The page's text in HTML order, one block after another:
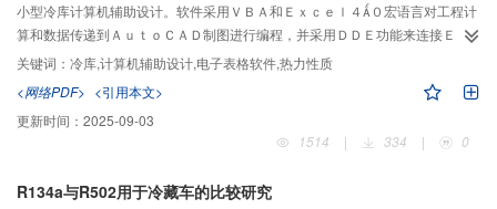
小型冷库计算机辅助设计。软件采用ＶＢＡ和Ｅｘｃｅｌ４０宏语言对工程计
算和数据传递到ＡｕｔｏＣＡＤ制图进行编程，并采用ＤＤＥ功能来连接Ｅｘ
ｃｅｌ和ＡｕｔｏＣＡＤ。软件包括了中小型冷库设计的整套设计方法，步
骤，计算公式及说明，和庞大的数据库，并能参数化设计生成全套平面图，系
统图和设备安装图。本文还提出了采用Ｅｘｃｅｌ编程计算制冷剂热力性质的
方法。
关键词： 冷库,计算机辅助设计,电子表格软件,热力性质
<网络PDF> <引用本文>
更新时间： 2025-09-03
1514
| 334 | 0
R134a与R502用于冷藏车的比较研究